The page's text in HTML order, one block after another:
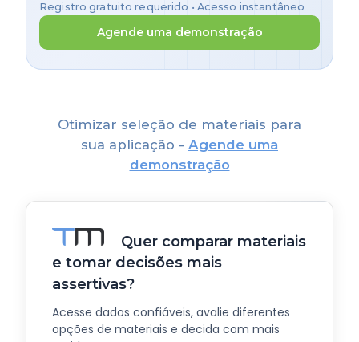
Registro gratuito requerido • Acesso instantâneo
Agende uma demonstração
Otimizar seleção de materiais para
sua aplicação - Agende uma
demonstração
Quer comparar materiais
e tomar decisões mais
assertivas?
Acesse dados confiáveis, avalie diferentes
opções de materiais e decida com mais